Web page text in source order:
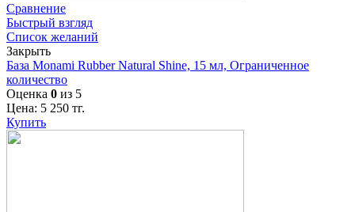
Сравнение
Быстрый взгляд
Список желаний
Закрыть
База Monami Rubber Natural Shine, 15 мл, Ограниченное
количество
Оценка 0 из 5
Цена: 5 250 тг.
Купить